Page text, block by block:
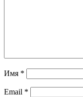
Имя *
Email *